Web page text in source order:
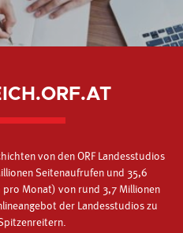
von den ORF Landesstudios
Seitenaufrufen und 35,6
Monat) von rund 3,7 Millionen
der Landesstudios zu